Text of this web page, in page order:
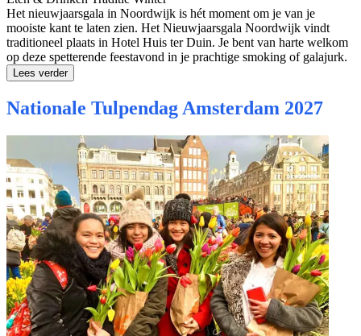
Het nieuwjaarsgala in Noordwijk is hét moment om je van je
mooiste kant te laten zien. Het Nieuwjaarsgala Noordwijk vindt
traditioneel plaats in Hotel Huis ter Duin. Je bent van harte welkom
op deze spetterende feestavond in je prachtige smoking of galajurk.
Lees verder
Nationale Tulpendag Amsterdam 2027